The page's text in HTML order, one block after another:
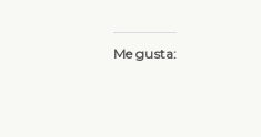
Me gusta: